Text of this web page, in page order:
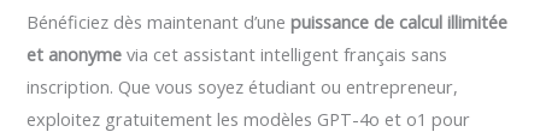
Bénéficiez dès maintenant d’unepuissance de calcul illimitée
et anonyme via cet assistant intelligent français sans
inscription. Que vous soyez étudiant ou entrepreneur,
exploitez gratuitement les modèles GPT-4o et o1 pour